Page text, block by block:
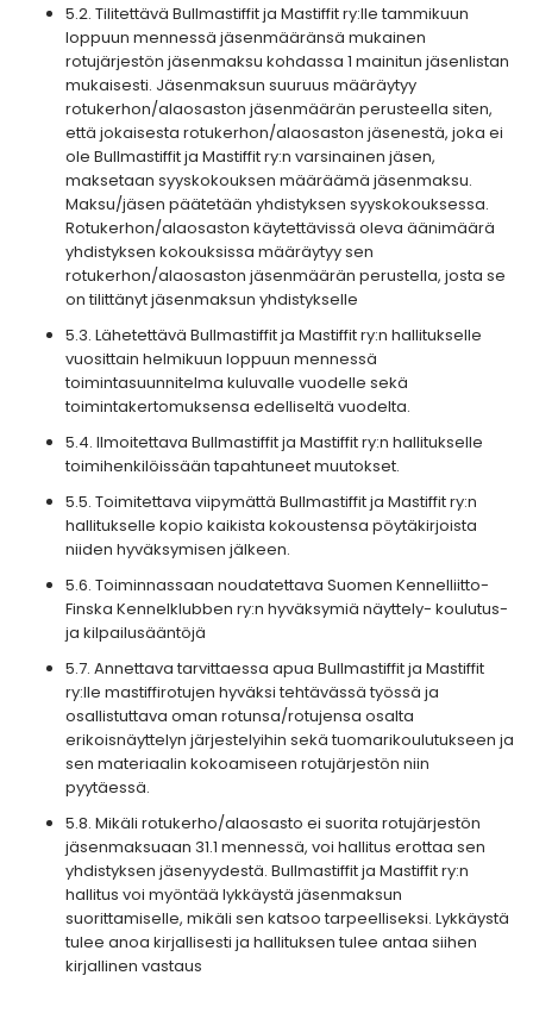
5.2. Tilitettävä Bullmastiffit ja Mastiffit ry:lle tammikuun
loppuun mennessä jäsenmääränsä mukainen
rotujärjestön jäsenmaksu kohdassa 1 mainitun jäsenlistan
mukaisesti. Jäsenmaksun suuruus määräytyy
rotukerhon/alaosaston jäsenmäärän perusteella siten,
että jokaisesta rotukerhon/alaosaston jäsenestä, joka ei
ole Bullmastiffit ja Mastiffit ry:n varsinainen jäsen,
maksetaan syyskokouksen määräämä jäsenmaksu.
Maksu/jäsen päätetään yhdistyksen syyskokouksessa.
Rotukerhon/alaosaston käytettävissä oleva äänimäärä
yhdistyksen kokouksissa määräytyy sen
rotukerhon/alaosaston jäsenmäärän perustella, josta se
on tilittänyt jäsenmaksun yhdistykselle
5.3. Lähetettävä Bullmastiffit ja Mastiffit ry:n hallitukselle
vuosittain helmikuun loppuun mennessä
toimintasuunnitelma kuluvalle vuodelle sekä
toimintakertomuksensa edelliseltä vuodelta.
5.4. Ilmoitettava Bullmastiffit ja Mastiffit ry:n hallitukselle
toimihenkilöissään tapahtuneet muutokset.
5.5. Toimitettava viipymättä Bullmastiffit ja Mastiffit ry:n
hallitukselle kopio kaikista kokoustensa pöytäkirjoista
niiden hyväksymisen jälkeen.
5.6. Toiminnassaan noudatettava Suomen Kennelliitto-
Finska Kennelklubben ry:n hyväksymiä näyttely- koulutus-
ja kilpailusääntöjä
5.7. Annettava tarvittaessa apua Bullmastiffit ja Mastiffit
ry:lle mastiffirotujen hyväksi tehtävässä työssä ja
osallistuttava oman rotunsa/rotujensa osalta
erikoisnäyttelyn järjestelyihin sekä tuomarikoulutukseen ja
sen materiaalin kokoamiseen rotujärjestön niin
pyytäessä.
5.8. Mikäli rotukerho/alaosasto ei suorita rotujärjestön
jäsenmaksuaan 31.1 mennessä, voi hallitus erottaa sen
yhdistyksen jäsenyydestä. Bullmastiffit ja Mastiffit ry:n
hallitus voi myöntää lykkäystä jäsenmaksun
suorittamiselle, mikäli sen katsoo tarpeelliseksi. Lykkäystä
tulee anoa kirjallisesti ja hallituksen tulee antaa siihen
kirjallinen vastaus